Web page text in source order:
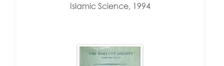
Islamic Science, 1994